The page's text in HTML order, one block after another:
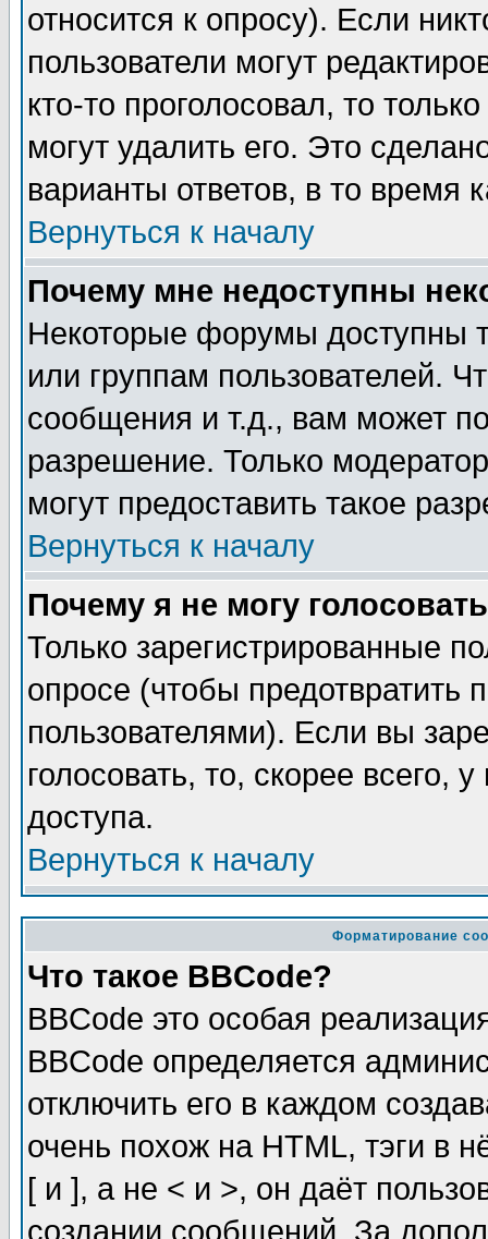
относится к опросу). Если
пользователи могут
кто-то проголосовал, то
могут удалить его. Это
варианты ответов, в то время
Вернуться к началу
Почему мне недоступны
Некоторые форумы доступны
или группам пользователей.
сообщения и т.д., вам может
разрешение. Только
могут предоставить такое
Вернуться к началу
Почему я не могу
Только зарегистрированные
опросе (чтобы предотвратить
пользователями). Если вы
голосовать, то, скорее всего,
доступа.
Вернуться к началу
Форматирование
Что такое BBCode?
BBCode это особая
BBCode определяется
отключить его в каждом
очень похож на HTML, тэги в
[ и ], а не < и >, он даёт
создании сообщений. За